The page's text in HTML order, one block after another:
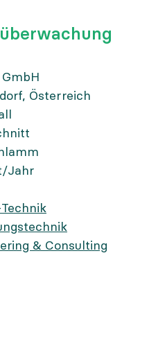
Österreich
Jahr
& Consulting